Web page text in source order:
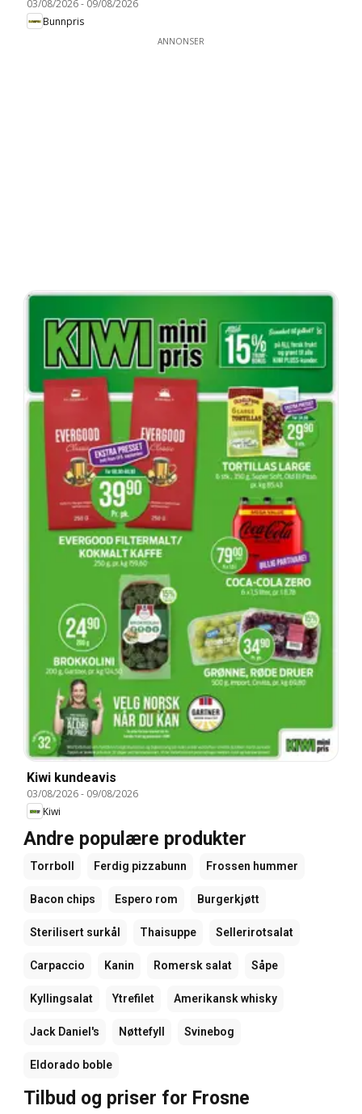
03/08/2026- 09/08/2026
Bunnpris
ANNONSER
Kiwi kundeavis
03/08/2026- 09/08/2026
Kiwi
Andre populære produkter
Torrboll Ferdig pizzabunn Frossen hummer
Bacon chips Espero rom Burgerkjøtt
Sterilisert surkål Thaisuppe Sellerirotsalat
Carpaccio Kanin Romersk salat Såpe
Kyllingsalat Ytrefilet Amerikansk whisky
Jack Daniel's Nøttefyll Svinebog
Eldorado boble
Tilbud og priser for Frosne